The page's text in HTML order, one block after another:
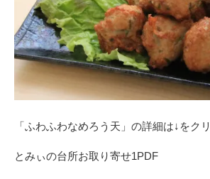
「ふわふわなめろう天」の詳細は↓をク
とみぃの台所お取り寄せ1PDF